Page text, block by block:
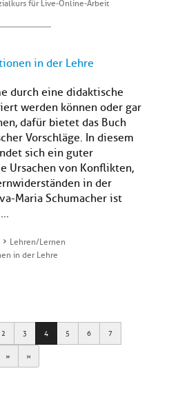
für Live-Online-Arbeit
in der Lehre
durch eine didaktische
werden können oder gar
dafür bietet das Buch
Vorschläge. In diesem
sich ein guter
Ursachen von Konflikten,
in der
Maria Schumacher ist
Lehren/Lernen
in der Lehre
2 3 4 5 6 7
Next Last